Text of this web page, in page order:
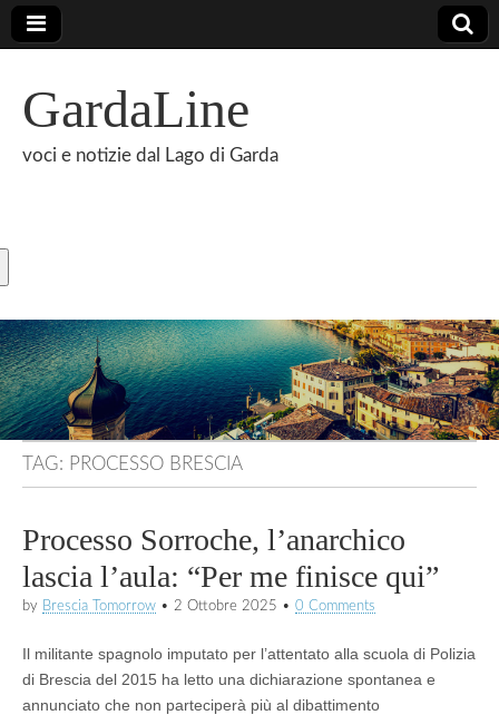
GardaLine
voci e notizie dal Lago di Garda
TAG: PROCESSO BRESCIA
Processo Sorroche, l’anarchico
lascia l’aula: “Per me finisce qui”
by Brescia Tomorrow • 2 Ottobre 2025 • 0 Comments
Il militante spagnolo imputato per l’attentato alla scuola di Polizia
di Brescia del 2015 ha letto una dichiarazione spontanea e
annunciato che non parteciperà più al dibattimento